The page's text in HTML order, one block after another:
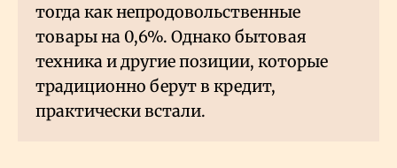
тогда как непродовольственные
товары на 0,6%. Однако бытовая
техника и другие позиции, которые
традиционно берут в кредит,
практически встали.